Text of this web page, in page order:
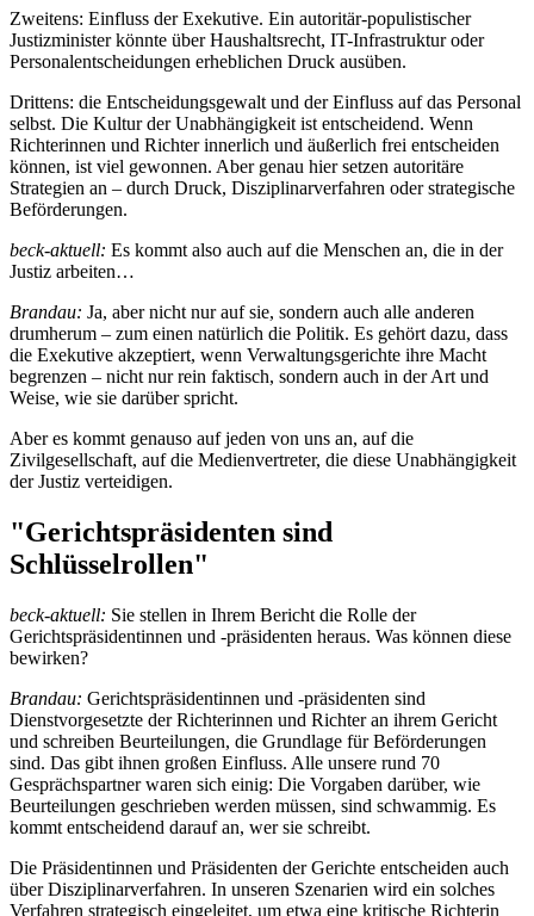
Zweitens: Einfluss der Exekutive. Ein autoritär-populistischer
Justizminister könnte über Haushaltsrecht, IT-Infrastruktur oder
Personalentscheidungen erheblichen Druck ausüben.
Drittens: die Entscheidungsgewalt und der Einfluss auf das Personal
selbst. Die Kultur der Unabhängigkeit ist entscheidend. Wenn
Richterinnen und Richter innerlich und äußerlich frei entscheiden
können, ist viel gewonnen. Aber genau hier setzen autoritäre
Strategien an – durch Druck, Disziplinarverfahren oder strategische
Beförderungen.
beck-aktuell: Es kommt also auch auf die Menschen an, die in der
Justiz arbeiten…
Brandau: Ja, aber nicht nur auf sie, sondern auch alle anderen
drumherum – zum einen natürlich die Politik. Es gehört dazu, dass
die Exekutive akzeptiert, wenn Verwaltungsgerichte ihre Macht
begrenzen – nicht nur rein faktisch, sondern auch in der Art und
Weise, wie sie darüber spricht.
Aber es kommt genauso auf jeden von uns an, auf die
Zivilgesellschaft, auf die Medienvertreter, die diese Unabhängigkeit
der Justiz verteidigen.
"Gerichtspräsidenten sind
Schlüsselrollen"
beck-aktuell: Sie stellen in Ihrem Bericht die Rolle der
Gerichtspräsidentinnen und -präsidenten heraus. Was können diese
bewirken?
Brandau: Gerichtspräsidentinnen und -präsidenten sind
Dienstvorgesetzte der Richterinnen und Richter an ihrem Gericht
und schreiben Beurteilungen, die Grundlage für Beförderungen
sind. Das gibt ihnen großen Einfluss. Alle unsere rund 70
Gesprächspartner waren sich einig: Die Vorgaben darüber, wie
Beurteilungen geschrieben werden müssen, sind schwammig. Es
kommt entscheidend darauf an, wer sie schreibt.
Die Präsidentinnen und Präsidenten der Gerichte entscheiden auch
über Disziplinarverfahren. In unseren Szenarien wird ein solches
Verfahren strategisch eingeleitet, um etwa eine kritische Richterin